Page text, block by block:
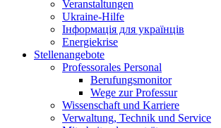
Veranstaltungen
Ukraine-Hilfe
Інформація для українців
Energiekrise
Stellenangebote
Professorales Personal
Berufungsmonitor
Wege zur Professur
Wissenschaft und Karriere
Verwaltung, Technik und Service